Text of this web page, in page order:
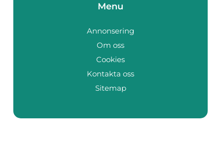
Menu
Annonsering
Om oss
Cookies
Kontakta oss
Sitemap